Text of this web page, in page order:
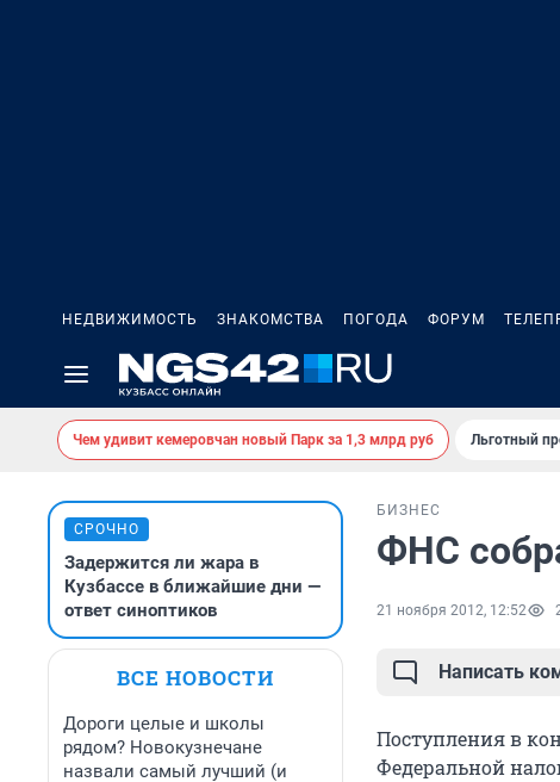
НЕДВИЖИМОСТЬ ЗНАКОМСТВА ПОГОДА ФОРУМ
Чем удивит кемеровчан новый Парк за 1,3 млрд руб Льготный
СРОЧНО
Задержится ли жара в
Кузбассе в ближайшие дни —
ответ синоптиков
ВСЕ НОВОСТИ
Дороги целые и школы
рядом? Новокузнечане
назвали самый лучший (и
БИЗНЕС
ФНС
21 ноября 2012, 12:52
Написать
Поступления в
Федеральной